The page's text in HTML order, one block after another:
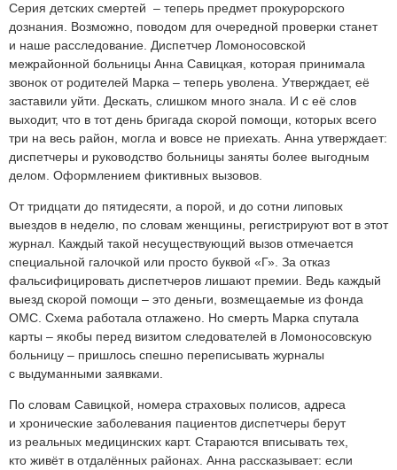
Серия детских смертей – теперь предмет прокурорского
дознания. Возможно, поводом для очередной проверки станет
и наше расследование. Диспетчер Ломоносовской
межрайонной больницы Анна Савицкая, которая принимала
звонок от родителей Марка – теперь уволена. Утверждает, её
заставили уйти. Дескать, слишком много знала. И с её слов
выходит, что в тот день бригада скорой помощи, которых всего
три на весь район, могла и вовсе не приехать. Анна утверждает:
диспетчеры и руководство больницы заняты более выгодным
делом. Оформлением фиктивных вызовов.
От тридцати до пятидесяти, а порой, и до сотни липовых
выездов в неделю, по словам женщины, регистрируют вот в этот
журнал. Каждый такой несуществующий вызов отмечается
специальной галочкой или просто буквой «Г». За отказ
фальсифицировать диспетчеров лишают премии. Ведь каждый
выезд скорой помощи – это деньги, возмещаемые из фонда
ОМС. Схема работала отлажено. Но смерть Марка спутала
карты – якобы перед визитом следователей в Ломоносовскую
больницу – пришлось спешно переписывать журналы
с выдуманными заявками.
По словам Савицкой, номера страховых полисов, адреса
и хронические заболевания пациентов диспетчеры берут
из реальных медицинских карт. Стараются вписывать тех,
кто живёт в отдалённых районах. Анна рассказывает: если